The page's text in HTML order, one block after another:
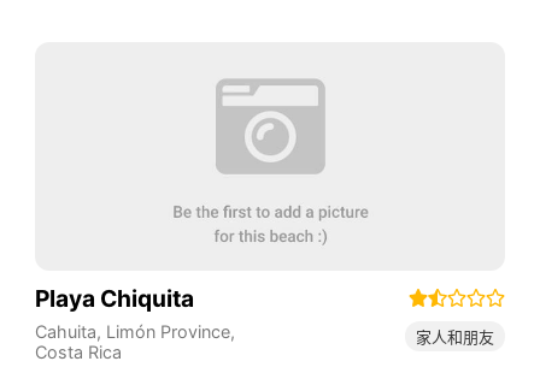
Playa Chiquita
Cahuita, Limón Province,
Costa Rica
家人和朋友